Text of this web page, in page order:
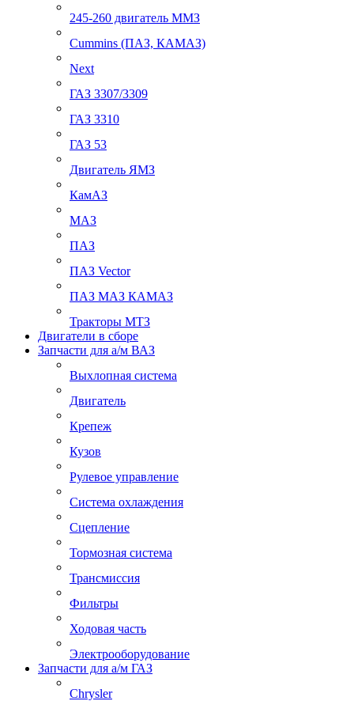
245-260 двигатель ММЗ
Cummins (ПАЗ, КАМАЗ)
Next
ГАЗ 3307/3309
ГАЗ 3310
ГАЗ 53
Двигатель ЯМЗ
КамАЗ
МАЗ
ПАЗ
ПАЗ Vector
ПАЗ МАЗ КАМАЗ
Тракторы МТЗ
Двигатели в сборе
Запчасти для а/м ВАЗ
Выхлопная система
Двигатель
Крепеж
Кузов
Рулевое управление
Система охлаждения
Сцепление
Тормозная система
Трансмиссия
Фильтры
Ходовая часть
Электрооборудование
Запчасти для а/м ГАЗ
Chrysler